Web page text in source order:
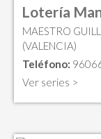
Lotería
MAESTRO
(VALENCIA)
Teléfono:
Ver series >